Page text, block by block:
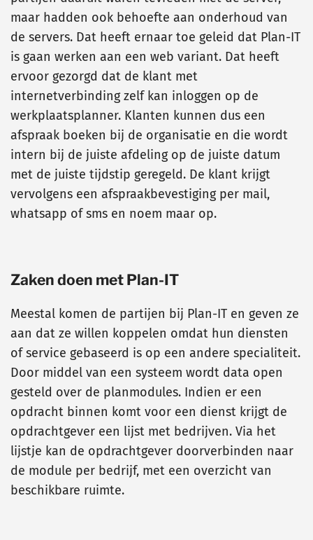
maar hadden ook behoefte aan onderhoud van
de servers. Dat heeft ernaar toe geleid dat Plan-IT
is gaan werken aan een web variant. Dat heeft
ervoor gezorgd dat de klant met
internetverbinding zelf kan inloggen op de
werkplaatsplanner. Klanten kunnen dus een
afspraak boeken bij de organisatie en die wordt
intern bij de juiste afdeling op de juiste datum
met de juiste tijdstip geregeld. De klant krijgt
vervolgens een afspraakbevestiging per mail,
whatsapp of sms en noem maar op.
Zaken doen met Plan-IT
Meestal komen de partijen bij Plan-IT en geven ze
aan dat ze willen koppelen omdat hun diensten
of service gebaseerd is op een andere specialiteit.
Door middel van een systeem wordt data open
gesteld over de planmodules. Indien er een
opdracht binnen komt voor een dienst krijgt de
opdrachtgever een lijst met bedrijven. Via het
lijstje kan de opdrachtgever doorverbinden naar
de module per bedrijf, met een overzicht van
beschikbare ruimte.